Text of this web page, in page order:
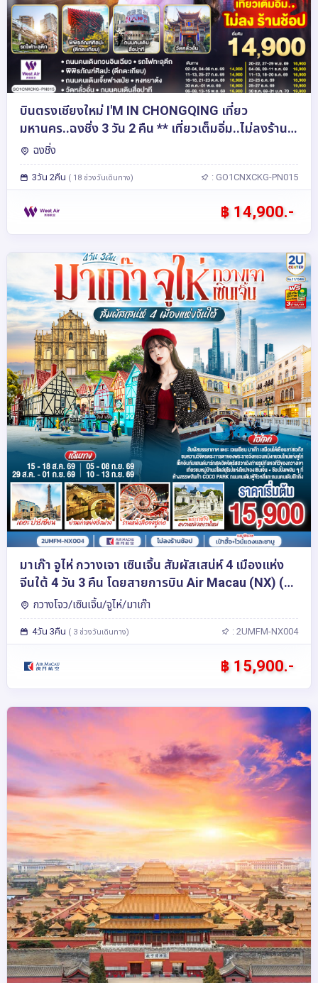
บินตรงเชียงใหม่ I'M IN CHONGQING เที่ยว
มหานคร..ฉงชิ่ง 3 วัน 2 คืน ** เที่ยวเต็มอิ่ม..ไม่ลงร้าน
ช้อป** โดยสายการบิน West Air (PN)
ฉงชิ่ง
3วัน 2คืน ( 18 ช่วงวันเดินทาง) : GO1CNXCKG-PN015
฿ 14,900.-
มาเก๊า จูไห่ กวางเจา เซินเจิ้น สัมผัสเสน่ห์ 4 เมืองแห่ง
จีนใต้ 4 วัน 3 คืน โดยสายการบิน Air Macau (NX) (ไม่
ลงร้าน)
กวางโจว/เซินเจิ้น/จูไห่/มาเก๊า
4วัน 3คืน ( 3 ช่วงวันเดินทาง) : 2UMFM-NX004
฿ 15,900.-